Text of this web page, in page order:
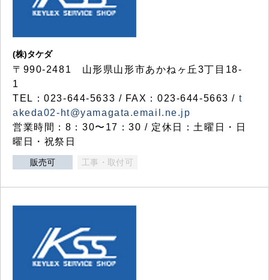
(株)タケダ
〒990-2481 山形県山形市あかねヶ丘3丁目18-
1
TEL：023-644-5633 / FAX：023-644-5663 / t
akeda02-ht@yamagata.email.ne.jp
営業時間：8：30〜17：30 / 定休日：土曜日・日
曜日・祝祭日
販売可 工事・取付可